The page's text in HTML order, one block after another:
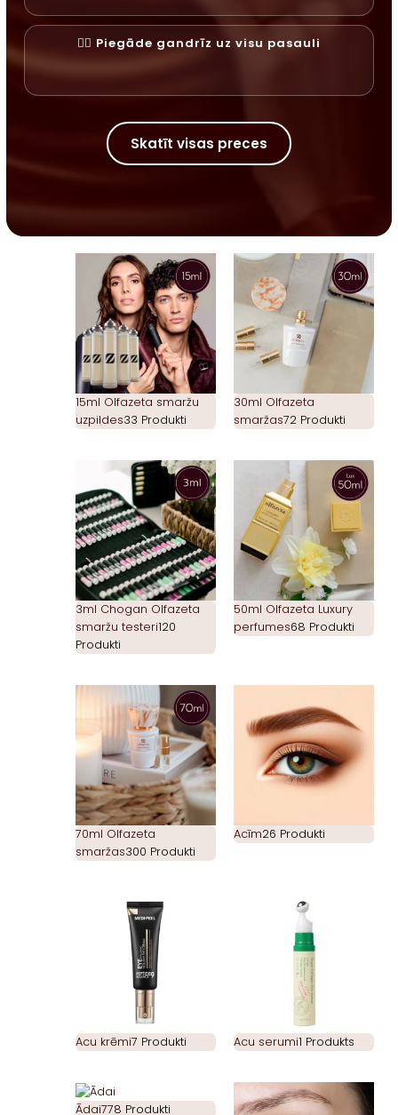
✓⃝ Piegāde gandrīz uz visu pasauli
Skatīt visas preces
15ml Olfazeta smaržu
uzpildes33 Produkti
30ml Olfazeta
smaržas72 Produkti
3ml Chogan Olfazeta
smaržu testeri120
Produkti
50ml Olfazeta Luxury
perfumes68 Produkti
70ml Olfazeta
smaržas300 Produkti
Acīm26 Produkti
Acu krēmi7 Produkti Acu serumi1 Produkts
Ādai778 Produkti